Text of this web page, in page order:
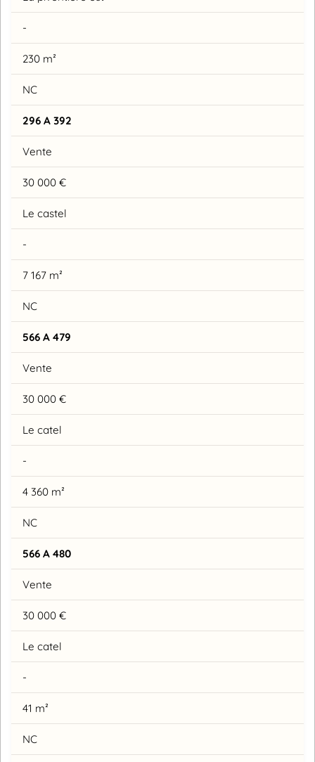
-
230 m²
NC
296 A 392
Vente
30 000 €
Le castel
-
7 167 m²
NC
566 A 479
Vente
30 000 €
Le catel
-
4 360 m²
NC
566 A 480
Vente
30 000 €
Le catel
-
41 m²
NC